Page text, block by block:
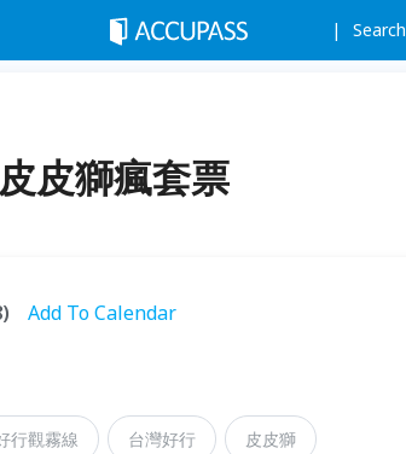
Search
皮獅瘋套票
Add To Calendar
行觀霧線 台灣好行 皮皮獅